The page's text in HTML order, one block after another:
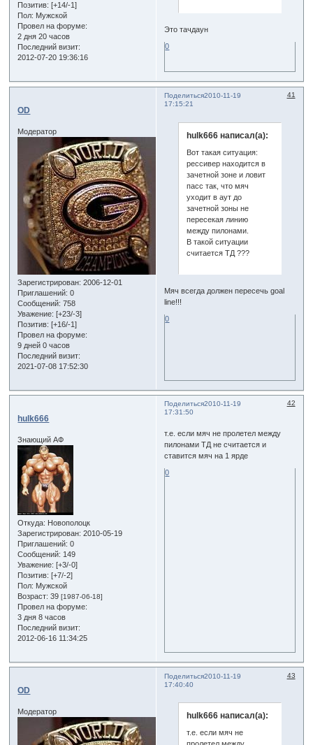
Позитив: [+14/-1]
Пол: Мужской
Провел на форуме:
2 дня 20 часов
Последний визит:
2012-07-20 19:36:16
Это тачдаун
0
Поделиться 41
2010-11-19
17:15:21
OD
Модератор
Зарегистрирован: 2006-12-01
Приглашений: 0
Сообщений: 758
Уважение: [+23/-3]
Позитив: [+16/-1]
Провел на форуме:
9 дней 0 часов
Последний визит:
2021-07-08 17:52:30
hulk666 написал(а):
Вот такая ситуация:
рессивер находится в
зачетной зоне и ловит
пасс так, что мяч
уходит в аут до
зачетной зоны не
пересекая линию
между пилонами.
В такой ситуации
считается ТД ???
Мяч всегда должен пересечь goal
line!!!
0
Поделиться 42
2010-11-19
17:31:50
hulk666
Знающий АФ
Откуда: Новополоцк
Зарегистрирован: 2010-05-19
Приглашений: 0
Сообщений: 149
Уважение: [+3/-0]
Позитив: [+7/-2]
Пол: Мужской
Возраст: 39[1987-06-18]
Провел на форуме:
3 дня 8 часов
Последний визит:
2012-06-16 11:34:25
т.е. если мяч не пролетел между
пилонами ТД не считается и
ставится мяч на 1 ярде
0
Поделиться 43
2010-11-19
17:40:40
OD
Модератор hulk666 написал(а):
т.е. если мяч не